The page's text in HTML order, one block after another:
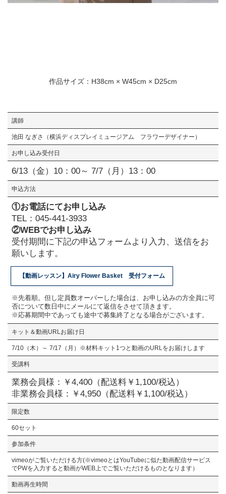
作品サイズ：H38cm × W45cm × D25cm
講師
池⽥ なぎさ（横浜ディスプレイミュージアム フラワーデザイナー）
お申し込み受付日
6/13（金）10：00～ 7/7（月）13：00
申込方法
①お電話にてお申し込み
TEL：045-441-3933
②WEBでお申し込み
受付期間に下記の申込フォームより入力、送信をお
願いします。
【動画レッスン】Airy Flower Basket 受付フォーム
※先着順。但し定員数オーバーした場合は、お申し込みの方全員に可
否について数日中にメールにて返信をさせて頂きます。
※応募期間中であっても途中で募集終了となる場合がございます。
キット＆動画URLお届け日
7/10（木）～ 7/17（月）※材料キット1つと動画のURLをお届けします
受講料
業務会員様：￥4,400（配送料￥1,100/税込）
非業務会員様：￥4,950（配送料￥1,100/税込）
限定数
60セット
参加条件
vimeoがご覧いただける方(※vimeoとはYouTubeに似た動画配信サービス
でPWを入力すると動画がWEB上でご覧いただけるものとなります）
動画再生時間